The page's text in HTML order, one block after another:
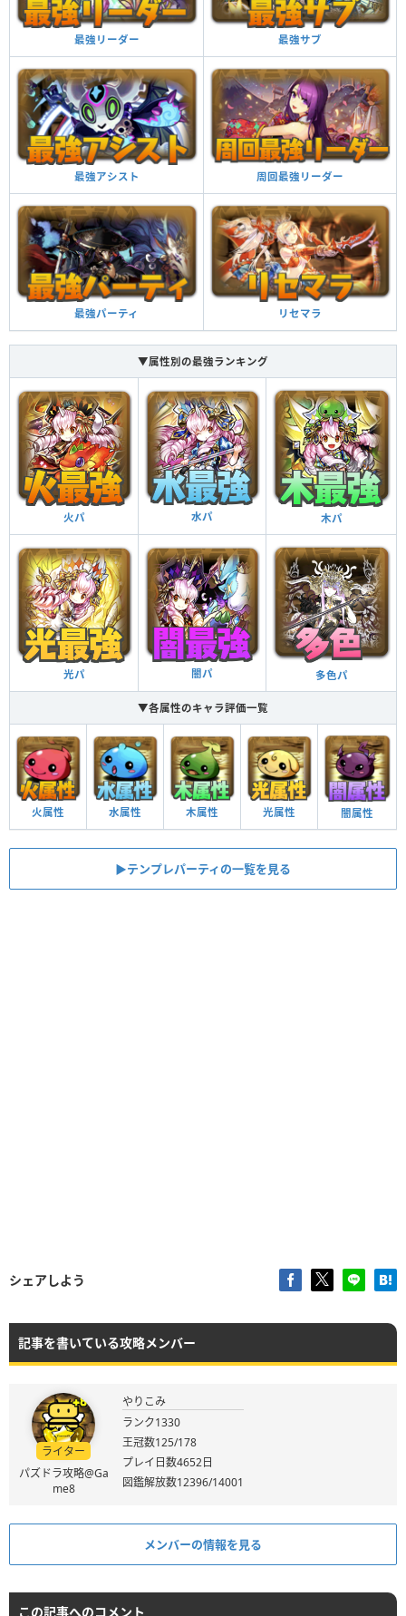
最強リーダー 最強サブ
最強アシスト 周回最強リーダー
最強パーティ リセマラ
▼属性別の最強ランキング
火パ 水パ 木パ
光パ 闇パ 多色パ
▼各属性のキャラ評価一覧
火属性 水属性 木属性 光属性 闇属性
▶︎テンプレパーティの一覧を見る
シェアしよう
記事を書いている攻略メンバー
ライター
パズドラ攻略@Ga
me8
やりこみ
ランク1330
王冠数125/178
プレイ日数4652日
図鑑解放数12396/14001
メンバーの情報を見る
この記事へのコメント